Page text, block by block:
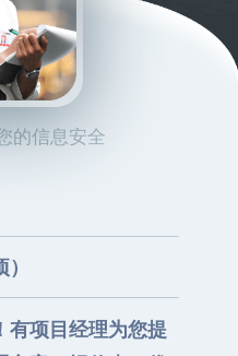
的信息安全